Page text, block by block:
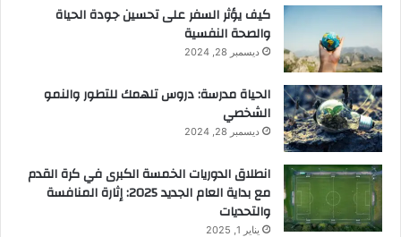
كيف يؤثر السفر على تحسين جودة الحياة
والصحة النفسية
ديسمبر 28, 2024
الحياة مدرسة: دروس تلهمك للتطور والنمو
الشخصي
ديسمبر 28, 2024
انطلاق الدوريات الخمسة الكبرى في كرة القدم
مع بداية العام الجديد 2025: إثارة المنافسة
والتحديات
يناير 1, 2025